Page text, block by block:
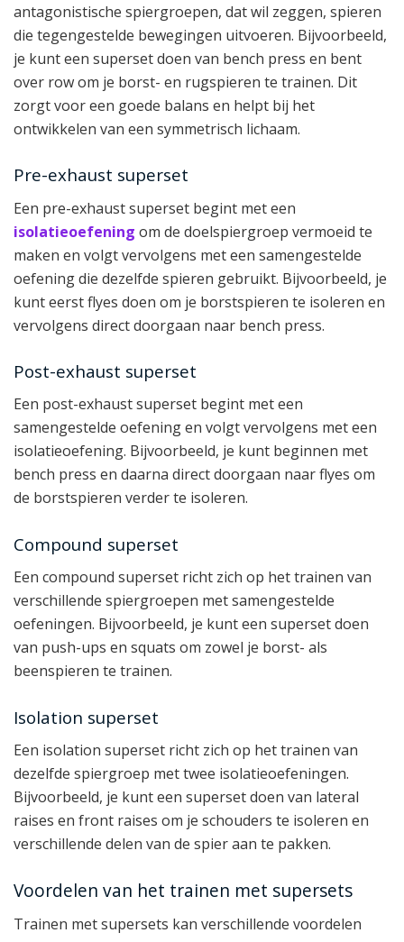
antagonistische spiergroepen, dat wil zeggen, spieren
die tegengestelde bewegingen uitvoeren. Bijvoorbeeld,
je kunt een superset doen van bench press en bent
over row om je borst- en rugspieren te trainen. Dit
zorgt voor een goede balans en helpt bij het
ontwikkelen van een symmetrisch lichaam.
Pre-exhaust superset
Een pre-exhaust superset begint met een
isolatieoefening om de doelspiergroep vermoeid te
maken en volgt vervolgens met een samengestelde
oefening die dezelfde spieren gebruikt. Bijvoorbeeld, je
kunt eerst flyes doen om je borstspieren te isoleren en
vervolgens direct doorgaan naar bench press.
Post-exhaust superset
Een post-exhaust superset begint met een
samengestelde oefening en volgt vervolgens met een
isolatieoefening. Bijvoorbeeld, je kunt beginnen met
bench press en daarna direct doorgaan naar flyes om
de borstspieren verder te isoleren.
Compound superset
Een compound superset richt zich op het trainen van
verschillende spiergroepen met samengestelde
oefeningen. Bijvoorbeeld, je kunt een superset doen
van push-ups en squats om zowel je borst- als
beenspieren te trainen.
Isolation superset
Een isolation superset richt zich op het trainen van
dezelfde spiergroep met twee isolatieoefeningen.
Bijvoorbeeld, je kunt een superset doen van lateral
raises en front raises om je schouders te isoleren en
verschillende delen van de spier aan te pakken.
Voordelen van het trainen met supersets
Trainen met supersets kan verschillende voordelen